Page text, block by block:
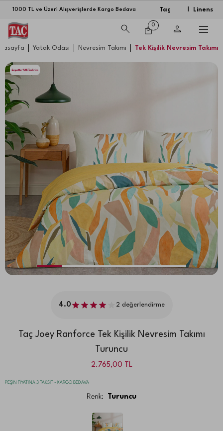
1000 TL ve Üzeri Alışverişlerde Kargo Bedava Taç Linens
0
Yatak Odası Nevresim Takımı Tek Kişilik Nevresim Takımı
4.0 2 değerlendirme
Taç Joey Ranforce Tek Kişilik Nevresim Takımı
Turuncu
2.765,00 TL
PEŞİN FİYATINA 3 TAKSİT - KARGO BEDAVA
Renk: Turuncu